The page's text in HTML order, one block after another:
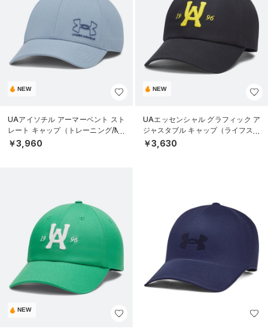
NEW
UAアイソチル アーマーベント スト
レート キャップ（トレーニング/ME
N）
￥3,960
NEW
UAエッセンシャル グラフィック ア
ジャスタブル キャップ（ライフスタ
イル/UNISEX）
￥3,630
NEW